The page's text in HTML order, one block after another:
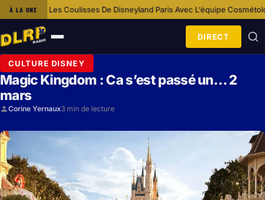
À LA UNE
Les Coulisses De Disneyland Paris Avec L’équipe Cosmétologie·
Ouvrir
le
menu
DIRECT
CULTURE DISNEY
Magic Kingdom : Ca s’est passé un… 2
mars
Corine Yernaux3 min de lecture